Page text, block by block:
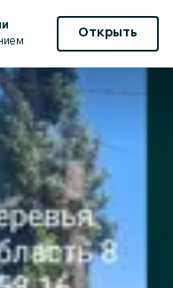
Открыть